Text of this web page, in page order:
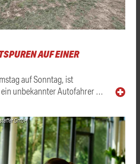
AUF EINER
auf Sonntag, ist
unbekannter Autofahrer …
GmbH